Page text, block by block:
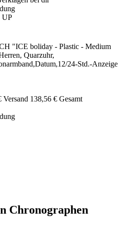
UP
"ICE boliday - Plastic - Medium
Quarzuhr,
24-Std.-Anzeige
Versand 138,56 € Gesamt
Chronographen